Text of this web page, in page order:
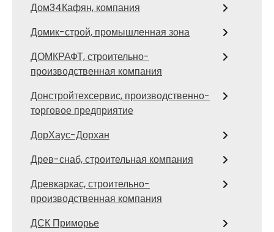
Дом34Кафян, компания
Домик-строй, промышленная зона
ДОМКРАФТ, строительно-
производственная компания
Донстройтехсервис, производственно-
торговое предприятие
ДорХаус-Дорхан
Древ-снаб, строительная компания
Древкаркас, строительно-
производственная компания
ДСК Приморье